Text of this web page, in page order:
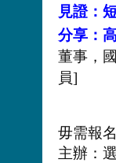
見證：
分享：
董事，
員]
毋需報
主辦：